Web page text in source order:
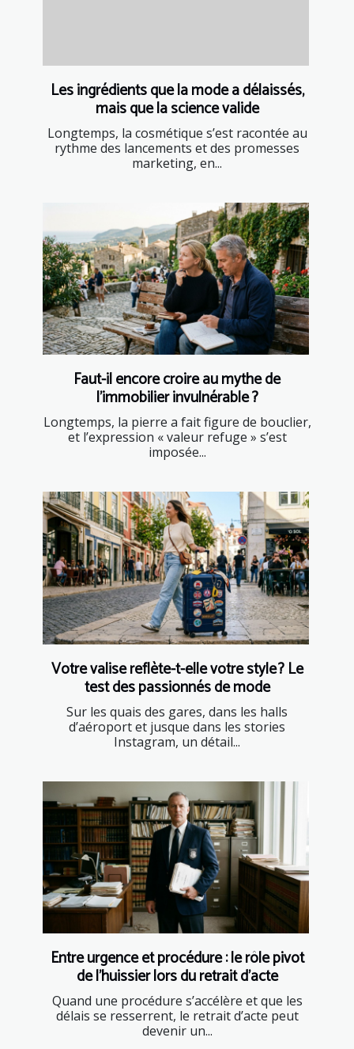
Les ingrédients que la mode a délaissés,
mais que la science valide
Longtemps, la cosmétique s’est racontée au
rythme des lancements et des promesses
marketing, en...
Faut-il encore croire au mythe de
l’immobilier invulnérable ?
Longtemps, la pierre a fait figure de bouclier,
et l’expression « valeur refuge » s’est
imposée...
Votre valise reflète-t-elle votre style ? Le
test des passionnés de mode
Sur les quais des gares, dans les halls
d’aéroport et jusque dans les stories
Instagram, un détail...
Entre urgence et procédure : le rôle pivot
de l’huissier lors du retrait d’acte
Quand une procédure s’accélère et que les
délais se resserrent, le retrait d’acte peut
devenir un...